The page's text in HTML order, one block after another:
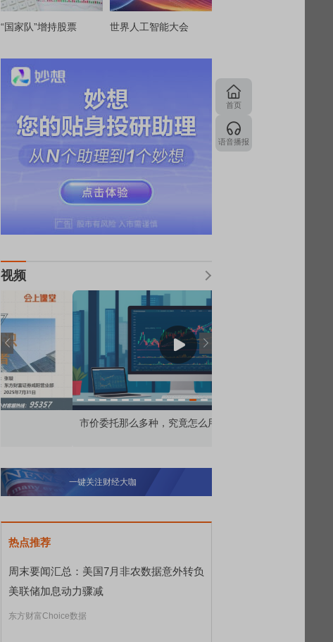
“国家队”增持股票 世界人工智能大会
视频
市价委托那么多种，究竟怎么用？
一键关注财经大咖
热点推荐
周末要闻汇总：美国7月非农数据意外转负
美联储加息动力骤减
东方财富Choice数据
首页
语音播报